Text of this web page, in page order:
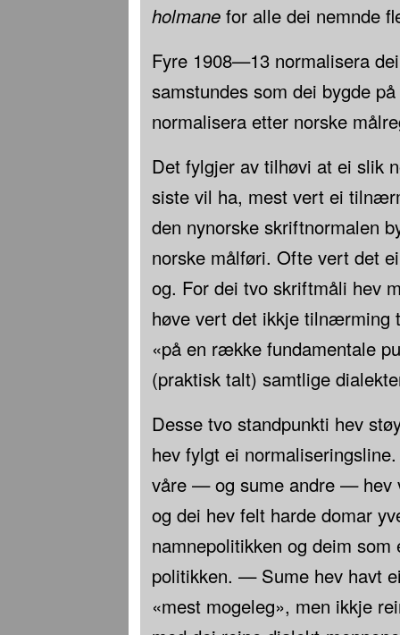
holmanefor alle dei nemnde
Fyre 1908—13 normalisera
samstundes som dei bygde
normalisera etter norske
Det fylgjer av tilhøvi at ei slik
siste vil ha, mest vert ei
den nynorske skriftnormalen
norske målføri. Ofte vert det
og. For dei tvo skriftmåli hev
høve vert det ikkje tilnærming
«på en række fundamentale
(praktisk talt) samtlige
Desse tvo standpunkti hev
hev fylgt ei
våre — og sume andre — hev
og dei hev felt harde domar
namnepolitikken og deim som
politikken. — Sume hev havt
«mest mogeleg», men ikkje